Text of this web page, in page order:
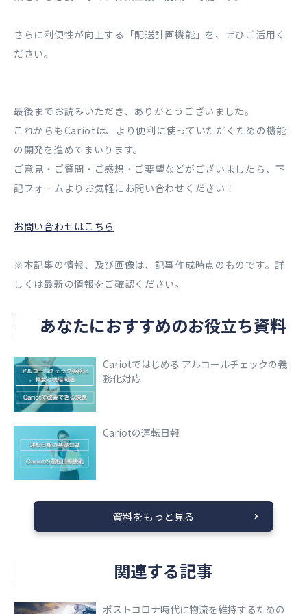
さらに利便性が向上する「配送計画機能」を、ぜひご活用く
ださい。
最後までお読みいただき、ありがとうございました。
これからもCariotは、より便利に使っていただくための機能
の開発を進めてまいります。
ご意見・ご質問・ご感想・ご要望などがございましたら、下
記フォームよりお気軽にお問い合わせください！
お問い合わせはこちら
※本記事の情報、及び画像は、記事作成時点のものです。詳
しくは最新の情報をご確認ください。
あなたにおすすめのお役立ち資料
Cariotではじめる アルコールチェックの義
務化対応
Cariotの運転日報
資料をもっと見る
関連する記事
ポストコロナ時代に物流を維持するための